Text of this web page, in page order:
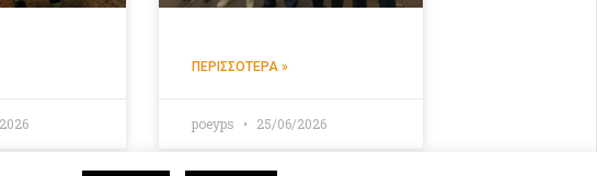
ΠΕΡΙΣΣΌΤΕΡΑ »
poeyps 25/06/2026